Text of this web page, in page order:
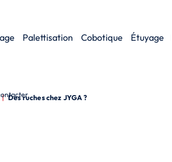
Palettisation Cobotique Étuyage
| Des ruches chez JYGA ?